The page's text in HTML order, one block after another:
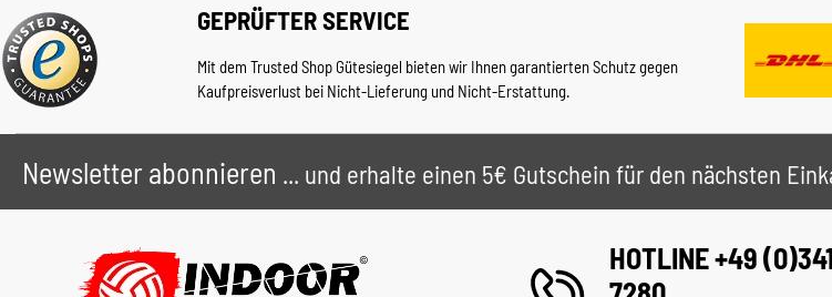
GEPRÜFTER SERVICE
Mit dem Trusted Shop Gütesiegel bieten wir Ihnen garantierten Schutz gegen
Kaufpreisverlust bei Nicht-Lieferung und Nicht-Erstattung.
Newsletter abonnieren ... und erhalte einen 5€ Gutschein für den nächsten
HOTLINE +49